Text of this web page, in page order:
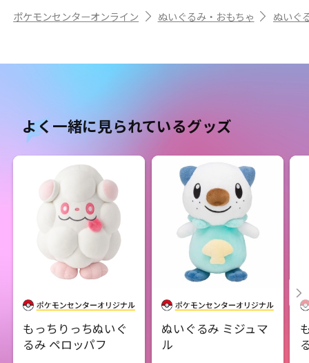
ポケモンセンターオンライン ぬいぐるみ・おもちゃ ぬいぐ
よく一緒に見られているグッズ
もっちりっちぬいぐ
るみ ペロッパフ
ぬいぐるみ ミジュマ
ル